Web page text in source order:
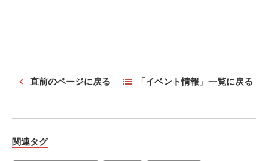
直前のページに戻る 「イベント情報」一覧に戻る
関連タグ